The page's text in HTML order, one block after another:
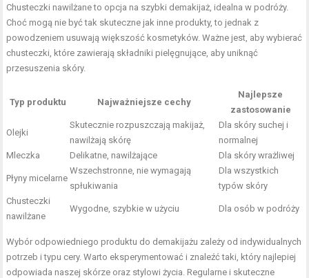
Chusteczki nawilżane to opcja na szybki demakijaż, idealna w podróży.
Choć mogą nie być tak skuteczne jak inne produkty, to jednak z
powodzeniem usuwają większość kosmetyków. Ważne jest, aby wybierać
chusteczki, które zawierają składniki pielęgnujące, aby uniknąć
przesuszenia skóry.
Typ produktu Najważniejsze cechy
Najlepsze
zastosowanie
Olejki
Skutecznie rozpuszczają makijaż,
nawilżają skórę
Dla skóry suchej i
normalnej
Mleczka
Delikatne, nawilżające Dla skóry wrażliwej
Płyny micelarne
Wszechstronne, nie wymagają
spłukiwania
Dla wszystkich
typów skóry
Chusteczki
nawilżane
Wygodne, szybkie w użyciu Dla osób w podróży
Wybór odpowiedniego produktu do demakijażu zależy od indywidualnych
potrzeb i typu cery. Warto eksperymentować i znaleźć taki, który najlepiej
odpowiada naszej skórze oraz stylowi życia. Regularne i skuteczne